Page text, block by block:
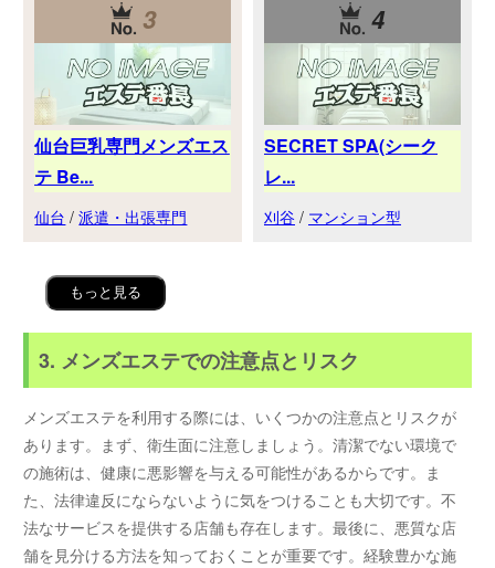
3
仙台巨乳専門メンズエス
テ Be...
仙台 /派遣・出張専門
4
SECRET SPA(シーク
レ...
刈谷 / マンション型
もっと見る
3. メンズエステでの注意点とリスク
メンズエステを利用する際には、いくつかの注意点とリスクが
あります。まず、衛生面に注意しましょう。清潔でない環境で
の施術は、健康に悪影響を与える可能性があるからです。ま
た、法律違反にならないように気をつけることも大切です。不
法なサービスを提供する店舗も存在します。最後に、悪質な店
舗を見分ける方法を知っておくことが重要です。経験豊かな施